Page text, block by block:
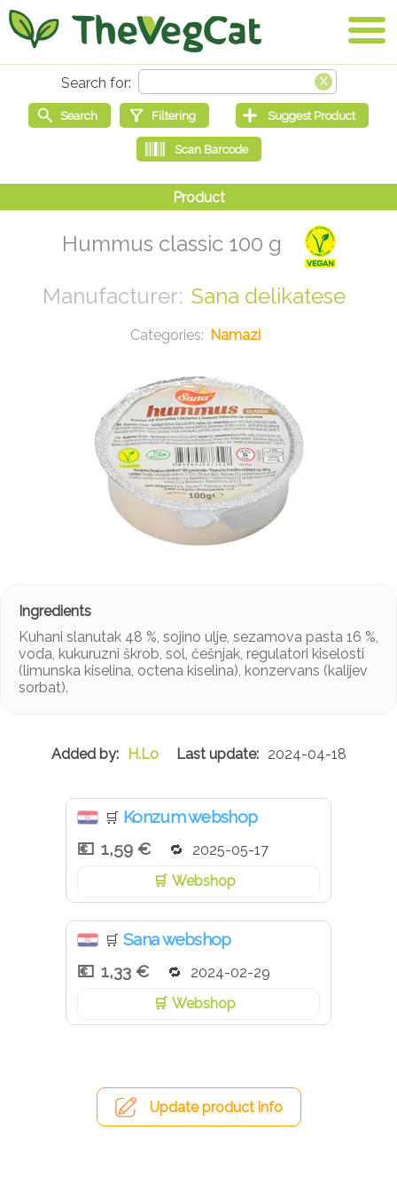
Hummus classic 100 g
Sana delikatese
Namazi
Kuhani slanutak 48 %, sojino ulje, sezamova pasta 16 %,
voda, kukuruzni škrob, sol, češnjak, regulatori kiselosti
(limunska kiselina, octena kiselina), konzervans (kalijev
sorbat).
H.Lo 2024-04-18
🛒 Konzum webshop
1,59 €
2025-05-17
Webshop
🛒 Sana webshop
1,33 €
2024-02-29
Webshop
Update product info